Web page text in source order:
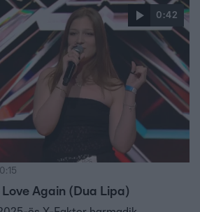
0:42
Love Again (Dua Lipa)